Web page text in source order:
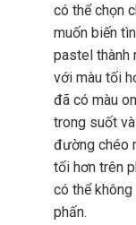
có thể chọn
muốn biến
pastel thành
với màu tối
đã có màu
trong suốt
đường chéo
tối hơn trên
có thể không
phấn.